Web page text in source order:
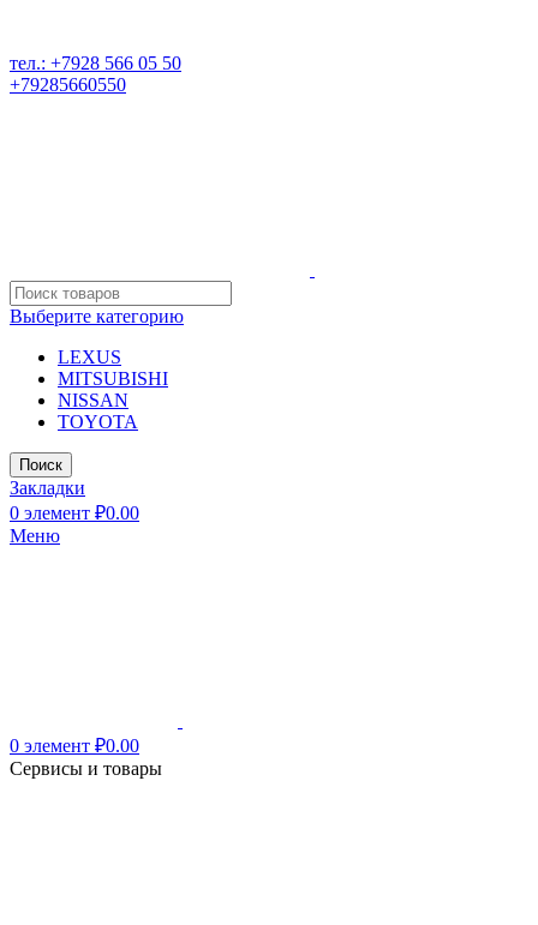
тел.: +7928 566 05 50
+79285660550
Выберите категорию
LEXUS
MITSUBISHI
NISSAN
TOYOTA
Поиск
Закладки
0 элемент ₽0.00
Меню
0 элемент ₽0.00
Сервисы и товары